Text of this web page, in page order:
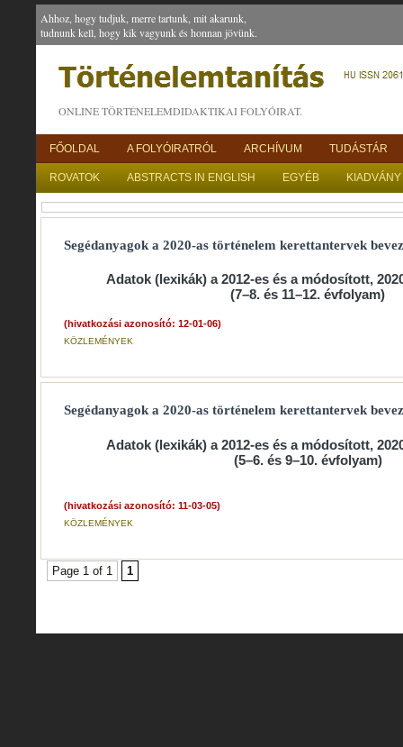
Ahhoz, hogy tudjuk, merre tartunk, mit akarunk,
tudnunk kell, hogy kik vagyunk és honnan jövünk.
ONLINE TÖRTÉNELEMDIDAKTIKAI FOLYÓIRAT.
FŐOLDAL A FOLYÓIRATRÓL ARCHÍVUM TUDÁSTÁR
ROVATOK ABSTRACTS IN ENGLISH EGYÉB
Segédanyagok a 2020-as történelem kerettantervek
Adatok (lexikák) a 2012-es és a módosított,
(7–8. és 11–12. évfolyam)
(hivatkozási azonosító: 12-01-06)
KÖZLEMÉNYEK
Segédanyagok a 2020-as történelem kerettantervek
Adatok (lexikák) a 2012-es és a módosított,
(5–6. és 9–10. évfolyam)
(hivatkozási azonosító: 11-03-05)
KÖZLEMÉNYEK
Page 1 of 1 1